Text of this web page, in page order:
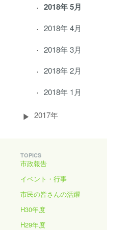
2018年 5月
2018年 4月
2018年 3月
2018年 2月
2018年 1月
2017年
TOPICS
市政報告
イベント・行事
市民の皆さんの活躍
H30年度
H29年度